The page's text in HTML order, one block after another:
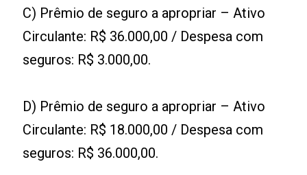
C) Prêmio de seguro a apropriar – Ativo
Circulante: R$ 36.000,00 / Despesa com
seguros: R$ 3.000,00.
D) Prêmio de seguro a apropriar – Ativo
Circulante: R$ 18.000,00 / Despesa com
seguros: R$ 36.000,00.